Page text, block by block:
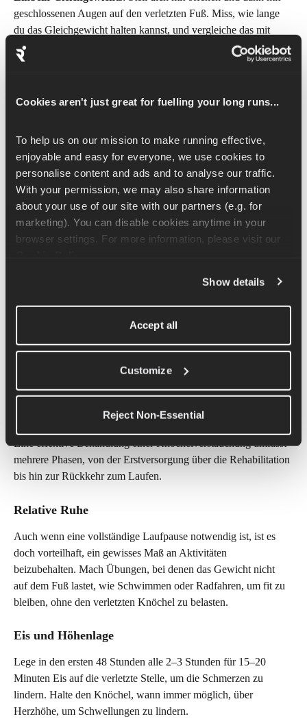
Cookies aren't just great for fuelling your long runs...
To help us on our mission to make running effective,
enjoyable and easy for everyone, we use cookies to
personalise content and ads and to analyse our traffic.
With your permission, we may also share information
about your use of our site with our partners (e.g. for
marketing). You can disable cookies anytime in your
Show details
Accept all
Customize
Reject Non-Essential
geschlossenen Augen auf den verletzten Fuß. Miss, wie lange
du das Gleichgewicht halten kannst, und vergleiche das mit
deinem gesunden Knöchel.
kann die Schwere der Verletzung zu möglichen Brüchen im
wichtig, dass du dich bezüglich der Diagnose und Behandlung
deiner Knöchelverstauchung ärztlich beraten lässt, um
sicherzugehen, dass du auf dem richtigen Weg bist.
Selbstmanagement bei
Knöchelverstauchungen
Eine effektive Behandlung einer Knöchelverstauchung umfasst
mehrere Phasen, von der Erstversorgung über die Rehabilitation
bis hin zur Rückkehr zum Laufen.
Relative Ruhe
Auch wenn eine vollständige Laufpause notwendig ist, ist es
doch vorteilhaft, ein gewisses Maß an Aktivitäten
beizubehalten. Mach Übungen, bei denen das Gewicht nicht
auf dem Fuß lastet, wie Schwimmen oder Radfahren, um fit zu
bleiben, ohne den verletzten Knöchel zu belasten.
Eis und Höhenlage
Lege in den ersten 48 Stunden alle 2–3 Stunden für 15–20
Minuten Eis auf die verletzte Stelle, um die Schmerzen zu
lindern. Halte den Knöchel, wann immer möglich, über
Herzhöhe, um Schwellungen zu lindern.